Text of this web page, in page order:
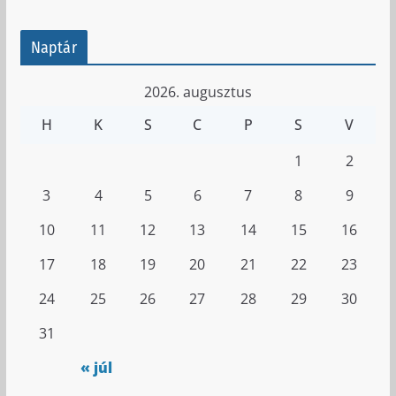
Naptár
2026. augusztus
H
K S C P S V
« júl
1
2
3
4 5 6 7 8
9
10
11 12 13 14 15
16
17
18 19 20 21 22
23
24
25 26 27 28 29
30
31